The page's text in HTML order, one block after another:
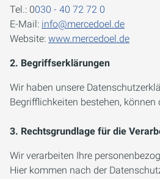
Tel.: 0030 - 40 72 72 0
E-Mail: info@mercedoel.de
Website: www.mercedoel.de
2. Begriffserklärungen
Wir haben unsere
Begrifflichkeiten bestehen,
3. Rechtsgrundlage für die
Wir verarbeiten Ihre
Hier kommen nach der